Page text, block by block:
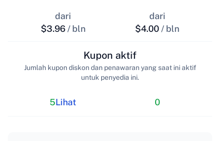
dari
$3.96 / bln
dari
$4.00 / bln
5Lihat
Kupon aktif
Jumlah kupon diskon dan penawaran yang saat ini aktif
untuk penyedia ini.
0